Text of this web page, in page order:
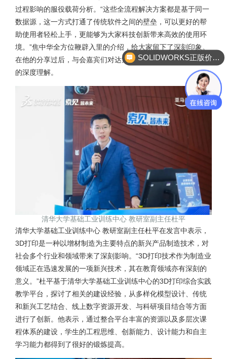
过程影响的服役载荷分析。“这些全流程解决方案都是基于同一
数据源，这一方式打通了传统软件之间的壁垒，可以更好的帮
助使用者轻松上手，更能够为大家科技创新带来高效的使用环
境。”焦中华全方位鞭辟入里的介绍，给大家留下了深刻印象。
在他的分享过后，与会嘉宾们对达索系统软件工具有了进一步
的深度理解。
清华大学基础工业训练中心 教研室副主任杜平
清华大学基础工业训练中心 教研室副主任杜平在发言中表示，
3D打印是一种以增材制造为主要特点的新兴产品制造技术，对
社会多个行业和领域带来了深刻影响。“3D打印技术作为制造业
领域正在迅速发展的一项新兴技术，其在教育领域亦有深刻的
意义。”杜平基于清华大学基础工业训练中心的3D打印综合实践
教学平台，探讨了相关的建设经验，从多样化模型设计、传统
和新兴工艺结合、线上数字资源开发、与科研项目结合等方面
进行了创新。他表示，通过整合平台丰富的资源以及多层次课
程体系的建设，学生的工程思维、创新能力、设计能力和自主
学习能力都得到了很好的锻炼提高。
SOLIDWORKS正版价格？